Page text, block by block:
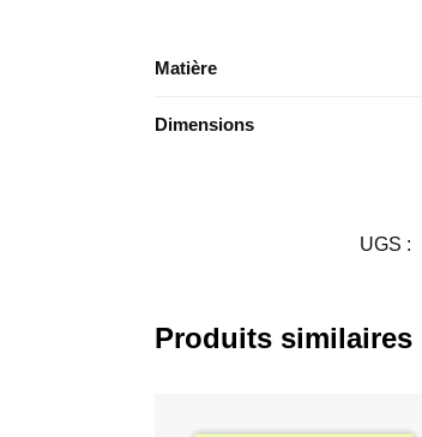
Matière
Dimensions
UGS :
Produits similaires